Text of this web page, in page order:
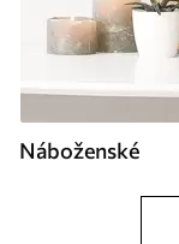
Náboženské